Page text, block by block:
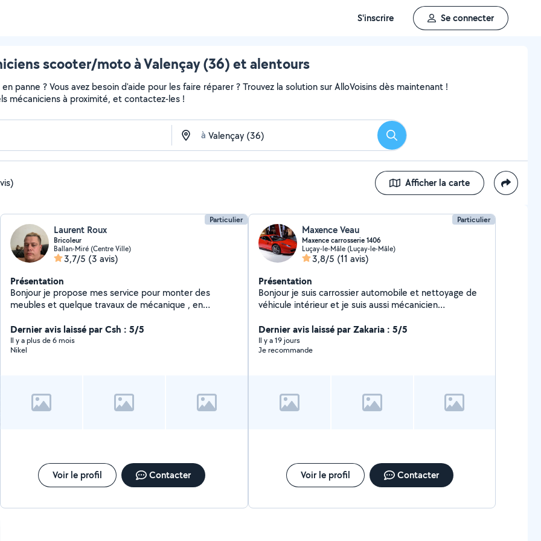
S'inscrire Se connecter
scooter/moto à Valençay (36) et alentours
panne ? Vous avez besoin d'aide pour les faire réparer ? Trouvez la solution sur AlloVoisins dès maintenant !
mécaniciens à proximité, et contactez-les !
à Rechercher
Afficher la carte
Particulier
Laurent Roux
Bricoleur
Ballan-Miré (Centre Ville)
3,7/5 (3 avis)
Présentation
Bonjour je propose mes service pour monter des
meubles et quelque travaux de mécanique , en
Dernier avis laissé par Csh : 5/5
Il y a plus de 6 mois
Nikel
Voir le profil Contacter
Particulier
Maxence Veau
Maxence carrosserie 1406
Luçay-le-Mâle (Luçay-le-Mâle)
3,8/5 (11 avis)
Présentation
Bonjour je suis carrossier automobile et nettoyage de
véhicule intérieur et je suis aussi mécanicien
automobile elle fait toute les marque de voiture je suis
sur Luçay Le Mâle (36) je suis aussi éducateur canin si
intéressé contacter moi bonne journée
Dernier avis laissé par Zakaria : 5/5
Il y a 19 jours
Je recommande
Voir le profil Contacter